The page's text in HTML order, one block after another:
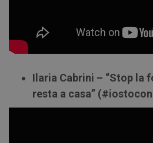
Ilaria Cabrini – “Stop la
resta a casa”